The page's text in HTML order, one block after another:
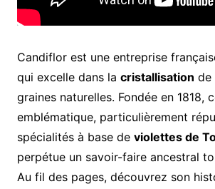
Candiflor est une entreprise
qui excelle dans la cristallisation de
graines naturelles. Fondée en 1818,
emblématique, particulièrement
spécialités à base de violettes de
perpétue un savoir-faire ancestral
Au fil des pages, découvrez son